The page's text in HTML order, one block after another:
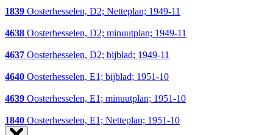
1839 Oosterhesselen, D2; Netteplan; 1949-11
4638 Oosterhesselen, D2; minuutplan; 1949-11
4637 Oosterhesselen, D2; bijblad; 1949-11
4640 Oosterhesselen, E1; bijblad; 1951-10
4639 Oosterhesselen, E1; minuutplan; 1951-10
1840 Oosterhesselen, E1; Netteplan; 1951-10